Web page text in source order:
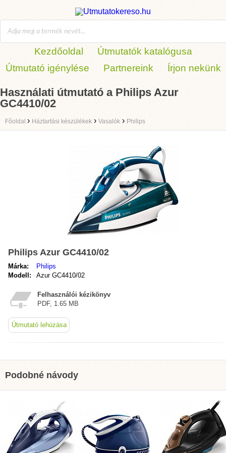
Kezdőoldal
Útmutatók katalógusa
Útmutató igénylése
Partnereink Írjon nekünk
Használati útmutató a Philips Azur
GC4410/02
Főoldal › Háztartási készülékek › Vasalók › Philips
Philips Azur GC4410/02
Márka:
Philips
Modell:
Azur GC4410/02
Felhasználói kézikönyv
PDF, 1.65 MB
Útmutató lehúzása
Podobné návody